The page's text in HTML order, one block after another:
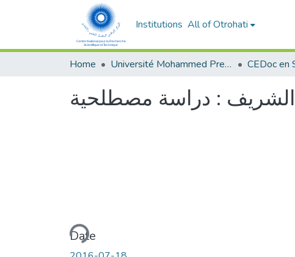
Institutions All of Otrohati
Home Université Mohammed Premier - Oujda
الشريف : دراسة مصطلحية
Loading...
Date